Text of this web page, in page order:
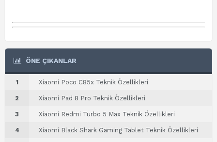
ÖNE ÇIKANLAR
1 Xiaomi Poco C85x Teknik Özellikleri
2 Xiaomi Pad 8 Pro Teknik Özellikleri
3 Xiaomi Redmi Turbo 5 Max Teknik Özellikleri
4 Xiaomi Black Shark Gaming Tablet Teknik Özellikleri